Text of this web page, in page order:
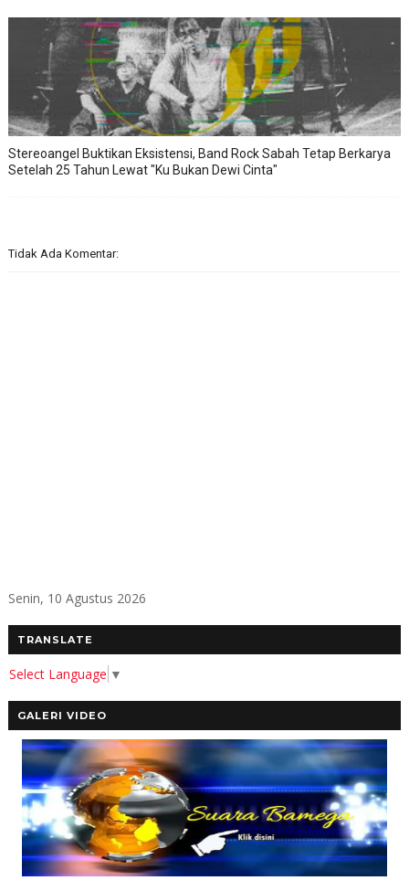
Stereoangel Buktikan Eksistensi, Band Rock Sabah Tetap Berkarya
Setelah 25 Tahun Lewat "Ku Bukan Dewi Cinta"
Tidak Ada Komentar:
Senin, 10 Agustus 2026
TRANSLATE
Select Language ▼
GALERI VIDEO